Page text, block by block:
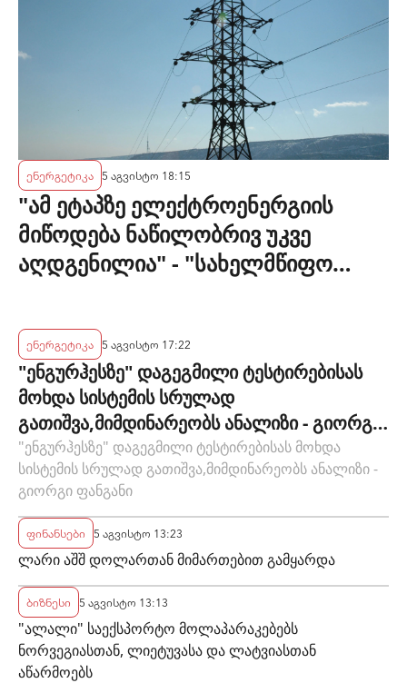
ენერგეტიკა 5 აგვისტო 18:15
"ამ ეტაპზე ელექტროენერგიის
მიწოდება ნაწილობრივ უკვე
აღდგენილია" - "სახელმწიფო
ენერგეტიკა 5 აგვისტო 17:22
"ენგურჰესზე" დაგეგმილი ტესტირებისას
მოხდა სისტემის სრულად
გათიშვა,მიმდინარეობს ანალიზი - გიორგი
ფანგანი
"ენგურჰესზე" დაგეგმილი ტესტირებისას მოხდა
სისტემის სრულად გათიშვა,მიმდინარეობს ანალიზი -
გიორგი ფანგანი
ფინანსები 5 აგვისტო 13:23
ლარი აშშ დოლართან მიმართებით გამყარდა
ბიზნესი 5 აგვისტო 13:13
"ალალი" საექსპორტო მოლაპარაკებებს
ნორვეგიასთან, ლიეტუვასა და ლატვიასთან
აწარმოებს